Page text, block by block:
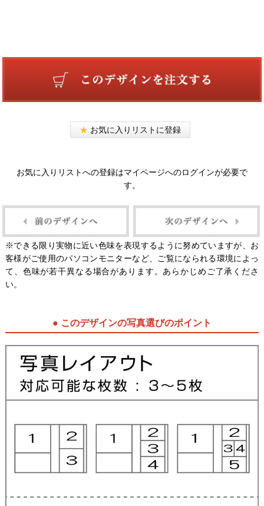
★ お気に入りリストに登録
お気に入りリストへの登録はマイページへのログインが必要で
す。
※できる限り実物に近い色味を表現するように努めていますが、お
客様がご使用のパソコンモニターなど、ご覧になられる環境によっ
て、色味が若干異なる場合があります。あらかじめご了承くださ
い。
● このデザインの写真選びのポイント